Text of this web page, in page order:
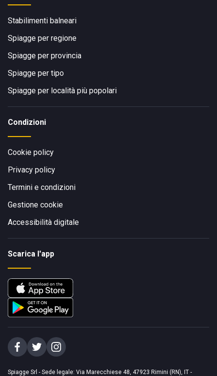
Stabilimenti balneari
Spiagge per regione
Spiagge per provincia
Spiagge per tipo
Spiagge per località più popolari
Condizioni
Cookie policy
Privacy policy
Termini e condizioni
Gestione cookie
Accessibilità digitale
Scarica l'app
Spiagge Srl - Sede legale: Via Marecchiese 48, 47923 Rimini (RN), IT -